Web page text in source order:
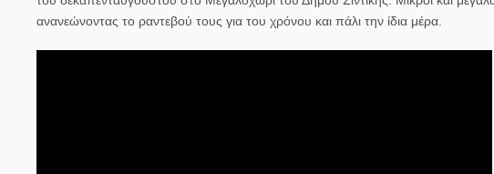
ανανεώνοντας το ραντεβού τους για του χρόνου και πάλι την ίδια μέρα.